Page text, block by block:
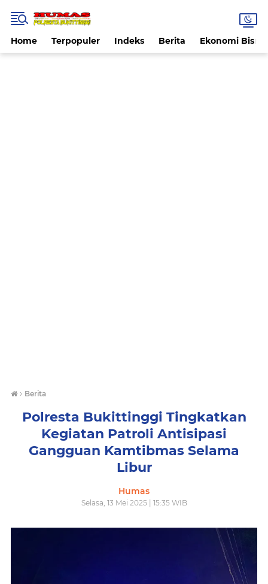
Home Terpopuler Indeks Berita Ekonomi Bisnis
› Berita
Polresta Bukittinggi Tingkatkan
Kegiatan Patroli Antisipasi
Gangguan Kamtibmas Selama
Libur
Humas
Selasa, 13 Mei 2025 | 15:35 WIB